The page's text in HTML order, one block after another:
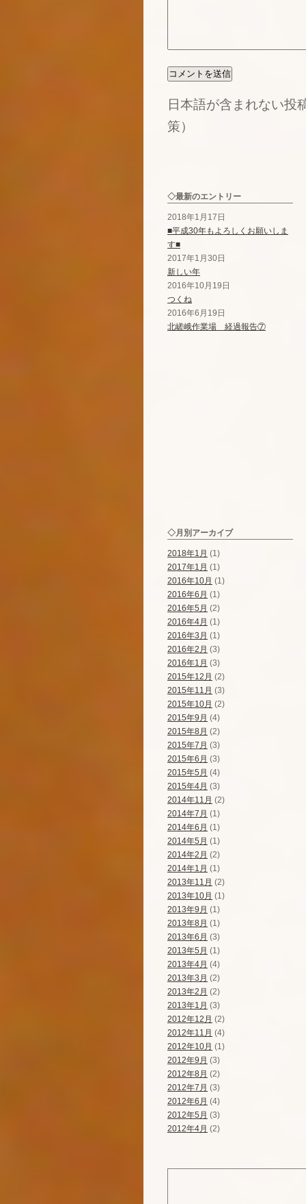
日本語が含まれない投
策）
◇最新のエントリー
2018年1月17日
■平成30年もよろしくお願いしま
す■
2017年1月30日
新しい年
2016年10月19日
つくね
2016年6月19日
北嵯峨作業場 経過報告⑦
◇月別アーカイブ
2018年1月 (1)
2017年1月 (1)
2016年10月 (1)
2016年6月 (1)
2016年5月 (2)
2016年4月 (1)
2016年3月 (1)
2016年2月 (3)
2016年1月 (3)
2015年12月 (2)
2015年11月 (3)
2015年10月 (2)
2015年9月 (4)
2015年8月 (2)
2015年7月 (3)
2015年6月 (3)
2015年5月 (4)
2015年4月 (3)
2014年11月 (2)
2014年7月 (1)
2014年6月 (1)
2014年5月 (1)
2014年2月 (2)
2014年1月 (1)
2013年11月 (2)
2013年10月 (1)
2013年9月 (1)
2013年8月 (1)
2013年6月 (3)
2013年5月 (1)
2013年4月 (4)
2013年3月 (2)
2013年2月 (2)
2013年1月 (3)
2012年12月 (2)
2012年11月 (4)
2012年10月 (1)
2012年9月 (3)
2012年8月 (2)
2012年7月 (3)
2012年6月 (4)
2012年5月 (3)
2012年4月 (2)